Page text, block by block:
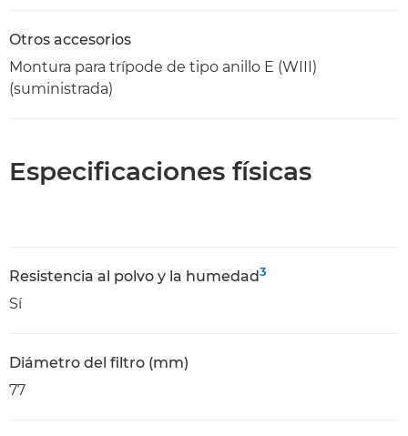
Otros accesorios
Montura para trípode de tipo anillo E (WIII)
(suministrada)
Especificaciones físicas
Resistencia al polvo y la humedad3
Sí
Diámetro del filtro (mm)
77